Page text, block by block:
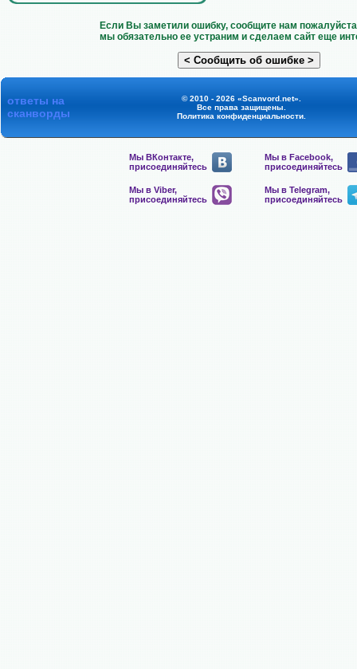
Если Вы заметили ошибку, сообщите нам
мы обязательно ее устраним и сделаем сайт еще
ответы на
сканворды
© 2010 - 2026 «Scanvord.net».
Все права защищены.
Политика конфиденциальности.
Мы ВКонтакте,
присоединяйтесь
Мы в Facebook,
присоединяйтесь
Мы в Viber,
присоединяйтесь
Мы в Telegram,
присоединяйтесь